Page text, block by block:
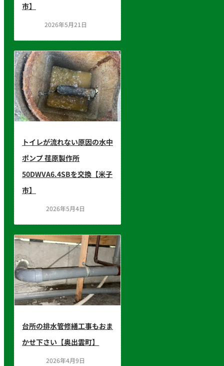
市】
2026年5月21日
トイレが流れない原因の水中
ポンプ 荏原製作所
50DWVA6.4SBを交換【米子
市】
2026年5月4日
台所の排水管修繕工事もおま
かせ下さい【奥出雲町】
2026年4月9日